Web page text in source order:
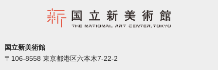
国立新美術館
〒106-8558 東京都港区六本木7-22-2